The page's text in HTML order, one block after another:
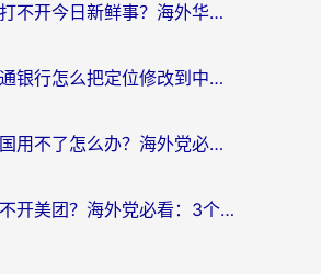
柬埔寨怎么打不开今日新鲜事？海外华人追剧看新闻的加速器选择指南
在日本用交通银行怎么把定位修改到中国国内？海外党必备实用指南（附追剧支付社交全解）
小红书在英国用不了怎么办？海外党必看的回国加速解决方案
台湾怎么打不开美团？海外党必看：3个实用技巧解决国内App地区限制难题